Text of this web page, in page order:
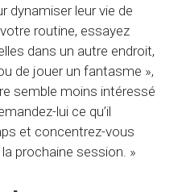
dynamiser leur vie de
routine, essayez
dans un autre endroit,
de jouer un fantasme »,
semble moins intéressé
lui ce qu’il
et concentrez-vous
prochaine session. »